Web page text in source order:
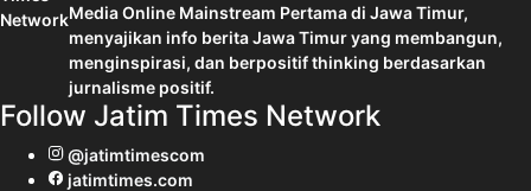
Media Online Mainstream Pertama di Jawa Timur,
menyajikan info berita Jawa Timur yang membangun,
menginspirasi, dan berpositif thinking berdasarkan
jurnalisme positif.
Follow Jatim Times Network
@jatimtimescom
jatimtimes.com